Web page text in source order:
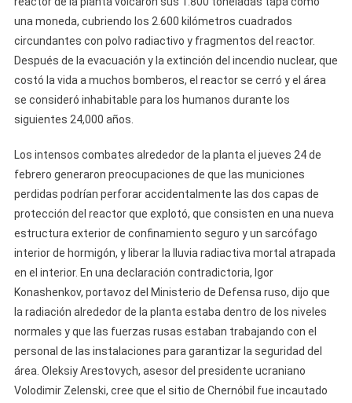
una moneda, cubriendo los 2.600 kilómetros cuadrados
circundantes con polvo radiactivo y fragmentos del reactor.
Después de la evacuación y la extinción del incendio nuclear, que
costó la vida a muchos bomberos, el reactor se cerró y el área
se consideró inhabitable para los humanos durante los
siguientes 24,000 años.
Los intensos combates alrededor de la planta el jueves 24 de
febrero generaron preocupaciones de que las municiones
perdidas podrían perforar accidentalmente las dos capas de
protección del reactor que explotó, que consisten en una nueva
estructura exterior de confinamiento seguro y un sarcófago
interior de hormigón, y liberar la lluvia radiactiva mortal atrapada
en el interior. En una declaración contradictoria, Igor
Konashenkov, portavoz del Ministerio de Defensa ruso, dijo que
la radiación alrededor de la planta estaba dentro de los niveles
normales y que las fuerzas rusas estaban trabajando con el
personal de las instalaciones para garantizar la seguridad del
área. Oleksiy Arestovych, asesor del presidente ucraniano
Volodimir Zelenski, cree que el sitio de Chernóbil fue incautado